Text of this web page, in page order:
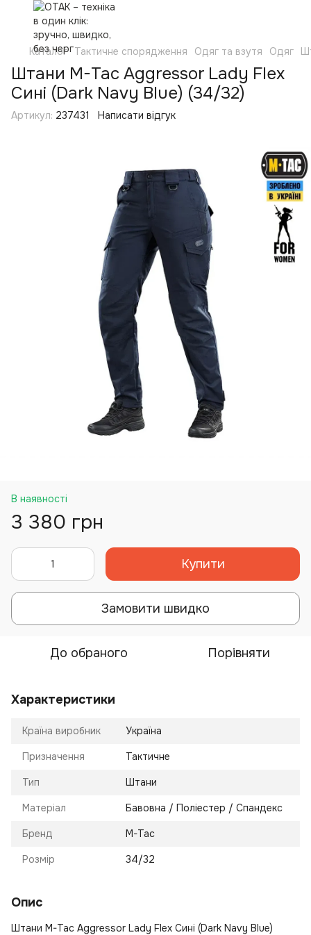
Каталог Тактичне спорядження Одяг та взутя Одяг
Штани M-Tac Aggressor Lady Flex
Сині (Dark Navy Blue) (34/32)
Артикул: 237431 Написати відгук
В наявності
3 380 грн
Купити
Замовити швидко
До обраного Порівняти
Характеристики
Країна виробник Україна
Призначення Тактичне
Тип Штани
Матеріал Бавовна / Поліестер / Спандекс
Бренд M-Tac
Розмір 34/32
Опис
Штани M-Tac Aggressor Lady Flex Сині (Dark Navy Blue)